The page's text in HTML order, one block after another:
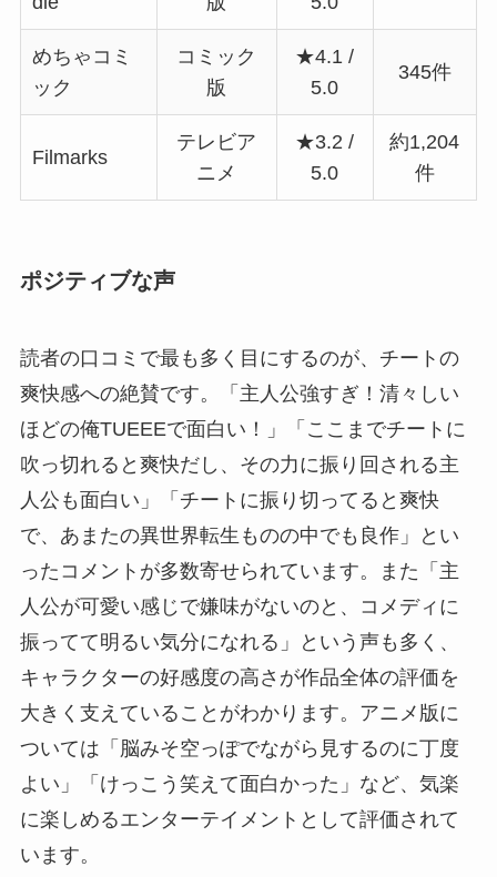
めちゃコミ
ック
コミック
版
★4.1 /
5.0
345件
Filmarks
テレビア
ニメ
★3.2 /
5.0
約1,204
件
ポジティブな声
読者の口コミで最も多く目にするのが、チートの
爽快感への絶賛です。「主人公強すぎ！清々しい
ほどの俺TUEEEで面白い！」「ここまでチートに
吹っ切れると爽快だし、その力に振り回される主
人公も面白い」「チートに振り切ってると爽快
で、あまたの異世界転生ものの中でも良作」とい
ったコメントが多数寄せられています。また「主
人公が可愛い感じで嫌味がないのと、コメディに
振ってて明るい気分になれる」という声も多く、
キャラクターの好感度の高さが作品全体の評価を
大きく支えていることがわかります。アニメ版に
ついては「脳みそ空っぽでながら見するのに丁度
よい」「けっこう笑えて面白かった」など、気楽
に楽しめるエンターテイメントとして評価されて
います。